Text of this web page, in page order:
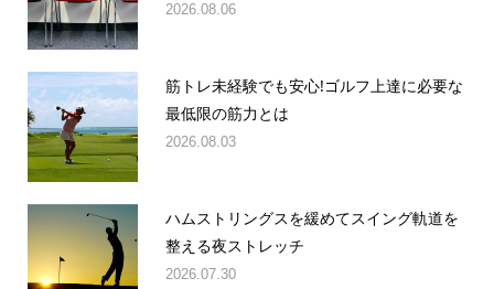
2026.08.06
筋トレ未経験でも安心!ゴルフ上達に必要な
最低限の筋力とは
2026.08.03
ハムストリングスを緩めてスイング軌道を
整える夜ストレッチ
2026.07.30